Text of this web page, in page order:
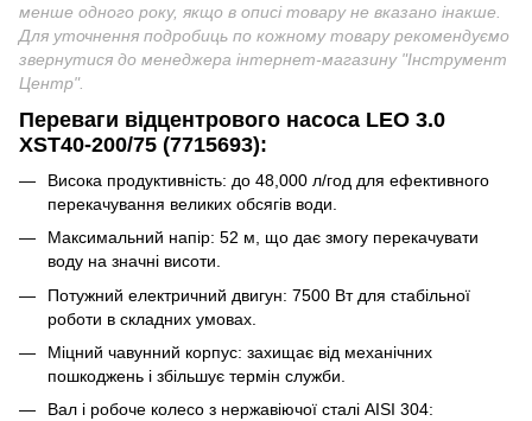
менше одного року, якщо в описі товару не вказано інакше.
Для уточнення подробиць по кожному товару рекомендуємо
звернутися до менеджера інтернет-магазину "Інструмент
Центр".
Переваги відцентрового насоса LEO 3.0
XST40-200/75 (7715693):
Висока продуктивність: до 48,000 л/год для ефективного
перекачування великих обсягів води.
Максимальний напір: 52 м, що дає змогу перекачувати
воду на значні висоти.
Потужний електричний двигун: 7500 Вт для стабільної
роботи в складних умовах.
Міцний чавунний корпус: захищає від механічних
пошкоджень і збільшує термін служби.
Вал і робоче колесо з нержавіючої сталі AISI 304: